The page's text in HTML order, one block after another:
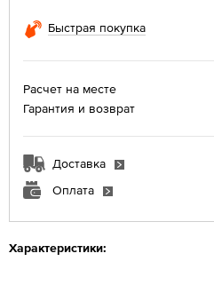
Характеристики:
Быстрая покупка
Расчет на месте
Гарантия и возврат
Доставка
Оплата